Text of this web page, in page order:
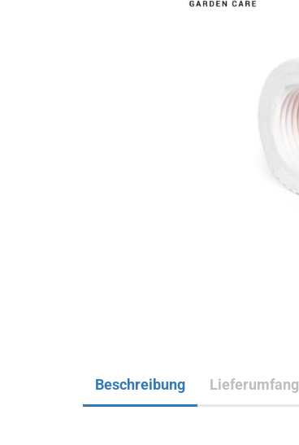
Beschreibung Lieferumfang